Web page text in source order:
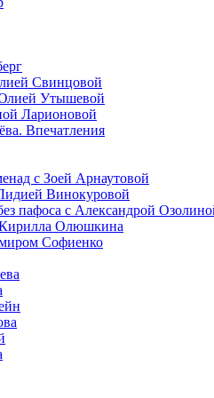
Свинцовой
Утышевой
Ларионовой
Впечатления
с Зоей Арнаутовой
Винокуровой
пафоса с Александрой
Олюшкина
Софиенко